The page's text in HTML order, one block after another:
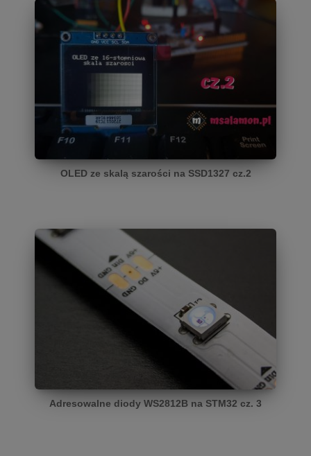
OLED ze skalą szarości na SSD1327 cz.2
Adresowalne diody WS2812B na STM32 cz. 3